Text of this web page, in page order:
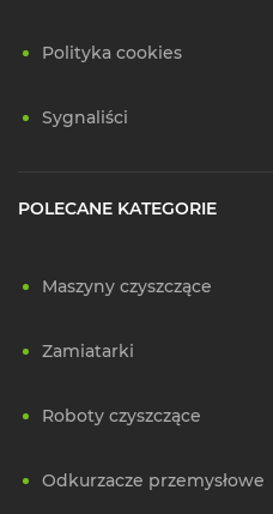
Polityka cookies
Sygnaliści
POLECANE KATEGORIE
Maszyny czyszczące
Zamiatarki
Roboty czyszczące
Odkurzacze przemysłowe